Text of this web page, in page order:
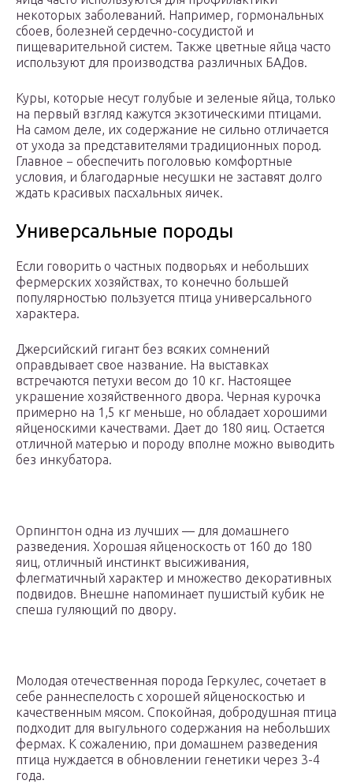
некоторых заболеваний. Например, гормональных
сбоев, болезней сердечно-сосудистой и
пищеварительной систем. Также цветные яйца часто
используют для производства различных БАДов.
Куры, которые несут голубые и зеленые яйца, только
на первый взгляд кажутся экзотическими птицами.
На самом деле, их содержание не сильно отличается
от ухода за представителями традиционных пород.
Главное − обеспечить поголовью комфортные
условия, и благодарные несушки не заставят долго
ждать красивых пасхальных яичек.
Универсальные породы
Если говорить о частных подворьях и небольших
фермерских хозяйствах, то конечно большей
популярностью пользуется птица универсального
характера.
Джерсийский гигант без всяких сомнений
оправдывает свое название. На выставках
встречаются петухи весом до 10 кг. Настоящее
украшение хозяйственного двора. Черная курочка
примерно на 1,5 кг меньше, но обладает хорошими
яйценоскими качествами. Дает до 180 яиц. Остается
отличной матерью и породу вполне можно выводить
без инкубатора.
Орпингтон одна из лучших — для домашнего
разведения. Хорошая яйценоскость от 160 до 180
яиц, отличный инстинкт высиживания,
флегматичный характер и множество декоративных
подвидов. Внешне напоминает пушистый кубик не
спеша гуляющий по двору.
Молодая отечественная порода Геркулес, сочетает в
себе раннеспелость с хорошей яйценоскостью и
качественным мясом. Спокойная, добродушная птица
подходит для выгульного содержания на небольших
фермах. К сожалению, при домашнем разведения
птица нуждается в обновлении генетики через 3-4
года.